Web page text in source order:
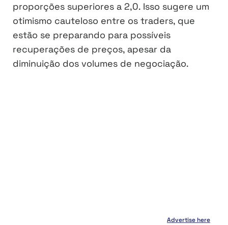
proporções superiores a 2,0. Isso sugere um
otimismo cauteloso entre os traders, que
estão se preparando para possíveis
recuperações de preços, apesar da
diminuição dos volumes de negociação.
Advertise here